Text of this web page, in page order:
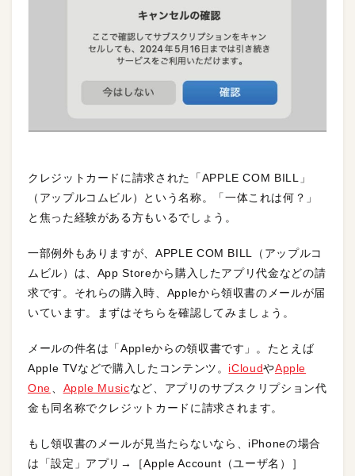
クレジットカードに請求された「APPLE COM BILL」
（アップルコムビル）という名称。「一体これは何？」
と焦った経験がある方もいるでしょう。
一部例外もありますが、APPLE COM BILL（アップルコ
ムビル）は、App Storeから購入したアプリ代金などの請
求です。それらの購入時、Appleから領収書のメールが届
いています。まずはそちらを確認してみましょう。
メールの件名は「Appleからの領収書です」。たとえば
Apple TVなどで購入したコンテンツ。 iCloudやApple
One
Apple Musicなど、アプリのサブスクリプション代
金も同名称でクレジットカードに請求されます。
もし領収書のメールが見当たらないなら、iPhoneの場合
は「設定」アプリ→［Apple Account（ユーザ名）］